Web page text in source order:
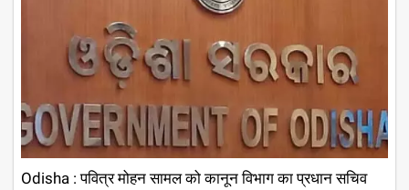
Odisha : पवित्र मोहन सामल को कानून विभाग का प्रधान सचिव